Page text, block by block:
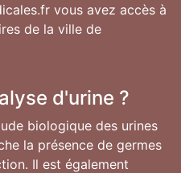
vous avez accès à
de la ville de
d'urine ?
biologique des urines
la présence de germes
Il est également